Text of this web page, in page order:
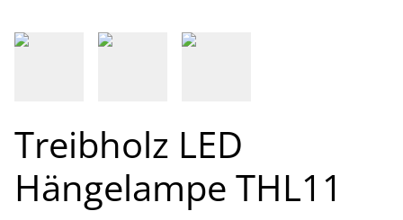
Treibholz LED
Hängelampe THL11